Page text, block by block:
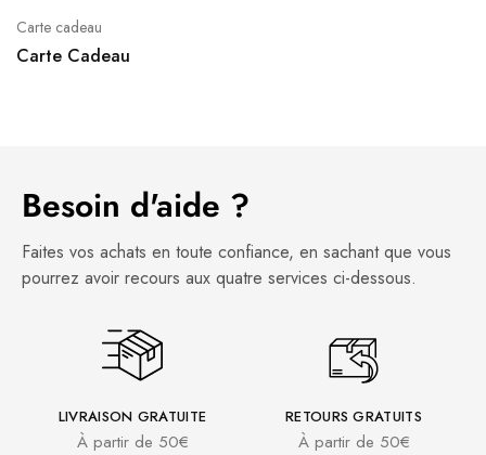
Carte cadeau
Carte Cadeau
Besoin d'aide ?
Faites vos achats en toute confiance, en sachant que vous
pourrez avoir recours aux quatre services ci-dessous.
LIVRAISON GRATUITE
À partir de 50€
RETOURS GRATUITS
À partir de 50€